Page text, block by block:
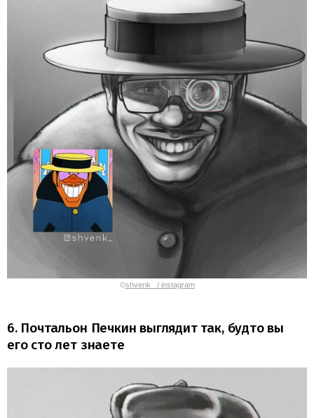
©shvenk_ / instagram
6. Почтальон Печкин выглядит так, будто вы
его сто лет знаете